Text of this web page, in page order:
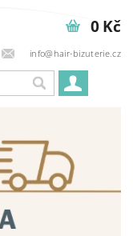
info@hair-bizuterie.cz
0 Kč